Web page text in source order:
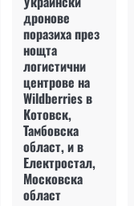
дронове
поразиха през
нощта
логистични
центрове на
Wildberries в
Котовск,
Тамбовска
област, и в
Електростал,
Московска
област